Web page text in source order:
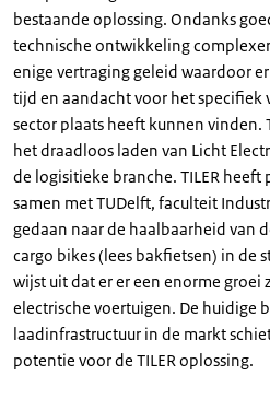
bestaande oplossing. Ondanks
technische ontwikkeling
enige vertraging geleid waardoor
tijd en aandacht voor het specifiek
sector plaats heeft kunnen vinden.
het draadloos laden van Licht
de logisitieke branche. TILER
samen met TUDelft, faculteit
gedaan naar de haalbaarheid van
cargo bikes (lees bakfietsen) in de
wijst uit dat er er een enorme groei
electrische voertuigen. De huidige
laadinfrastructuur in de markt
potentie voor de TILER oplossing.